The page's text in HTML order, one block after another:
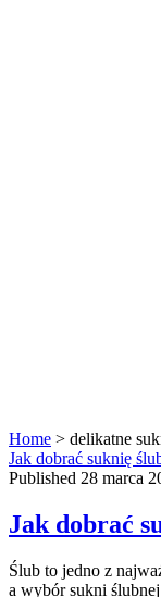
Home > delikatne
Tag:
suknie
ślubne</
Jak dobrać suknię
Published 28 marca
Jak dobrać
Ślub to jedno z
a wybór sukni